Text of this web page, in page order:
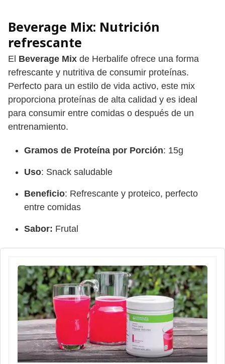
Beverage Mix: Nutrición
refrescante
El Beverage Mix de Herbalife ofrece una forma
refrescante y nutritiva de consumir proteínas.
Perfecto para un estilo de vida activo, este mix
proporciona proteínas de alta calidad y es ideal
para consumir entre comidas o después de un
entrenamiento.
Gramos de Proteína por Porción: 15g
Uso: Snack saludable
Beneficio: Refrescante y proteico, perfecto
entre comidas
Sabor: Frutal